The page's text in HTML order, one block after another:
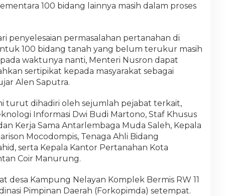
100 bidang lainnya masih dalam proses
penyelesaian permasalahan pertanahan di
100 bidang tanah yang belum terukur masih
waktunya nanti, Menteri Nusron dapat
sertipikat kepada masyarakat sebagai
Alen Saputra.
turut dihadiri oleh sejumlah pejabat terkait,
Informasi Dwi Budi Martono, Staf Khusus
Kerja Sama Antarlembaga Muda Saleh, Kepala
Mocodompis, Tenaga Ahli Bidang
serta Kepala Kantor Pertanahan Kota
Coir Manurung.
desa Kampung Nelayan Komplek Bermis RW 11
Pimpinan Daerah (Forkopimda) setempat.